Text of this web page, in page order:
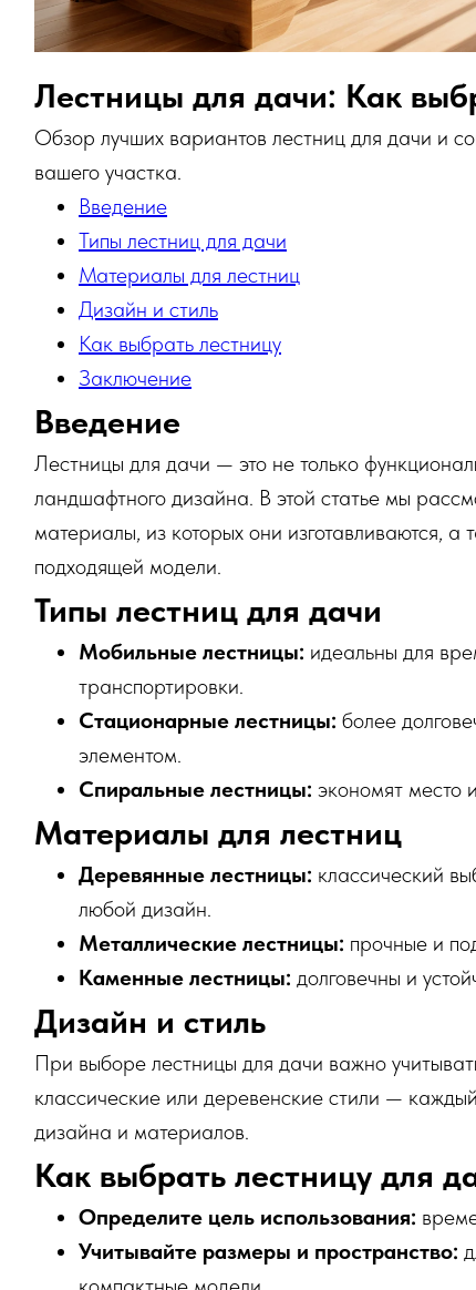
Лестницы для дачи: Как
Обзор лучших вариантов лестниц для дачи и
вашего участка.
Введение
Типы лестниц для дачи
Материалы для лестниц
Дизайн и стиль
Как выбрать лестницу
Заключение
Введение
Лестницы для дачи — это не только
ландшафтного дизайна. В этой статье мы
материалы, из которых они изготавливаются,
подходящей модели.
Типы лестниц для дачи
Мобильные лестницы: идеальны для
транспортировки.
Стационарные лестницы: более
элементом.
Спиральные лестницы: экономят место
Материалы для лестниц
Деревянные лестницы: классический
любой дизайн.
Металлические лестницы: прочные и
Каменные лестницы: долговечны и
Дизайн и стиль
При выборе лестницы для дачи важно
классические или деревенские стили —
дизайна и материалов.
Как выбрать лестницу для
Определите цель использования:
Учитывайте размеры и пространство: